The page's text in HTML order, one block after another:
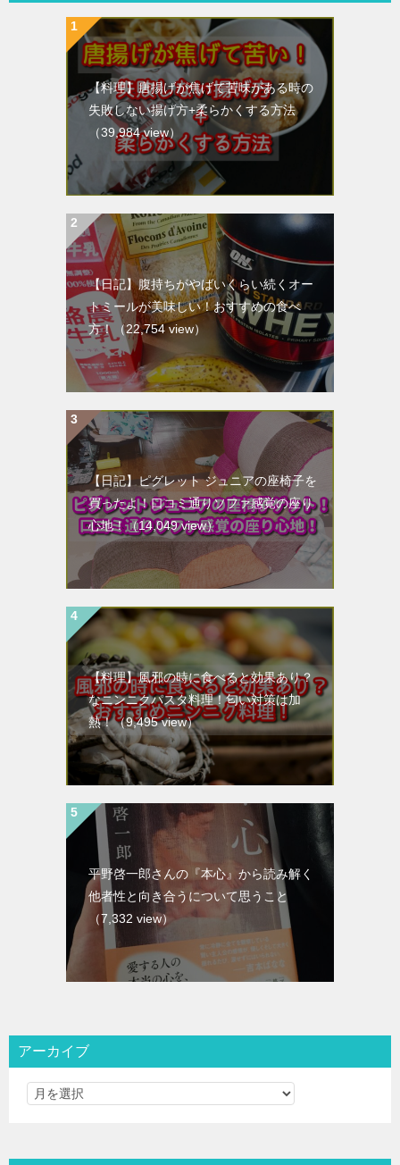
【料理】唐揚げが焦げて苦味がある時の
失敗しない揚げ方+柔らかくする方法
（39,984 view）
【日記】腹持ちがやばいくらい続くオー
トミールが美味しい！おすすめの食べ
方！
（22,754 view）
【日記】ピグレット ジュニアの座椅子を
買ったよ！口コミ通りソファ感覚の座り
心地！（14,049 view）
【料理】風邪の時に食べると効果あり？
なニンニクパスタ料理！匂い対策は加
熱！（9,495 view）
平野啓一郎さんの『本心』から読み解く
他者性と向き合うについて思うこと
（7,332 view）
アーカイブ